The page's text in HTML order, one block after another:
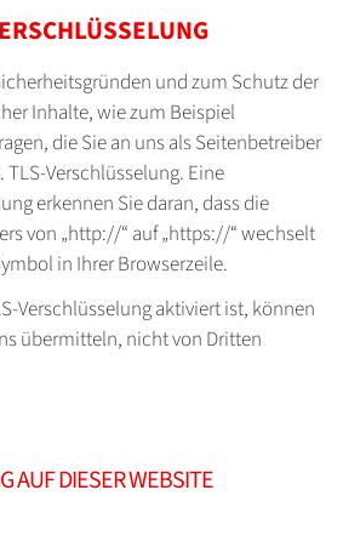
und zum Schutz der
Inhalte, wie zum Beispiel
die Sie an uns als Seitenbetreiber
TLS-Verschlüsselung. Eine
erkennen Sie daran, dass die
von „http://“ auf „https://“ wechselt
in Ihrer Browserzeile.
Verschlüsselung aktiviert ist, können
übermitteln, nicht von Dritten
AUF DIESER WEBSITE